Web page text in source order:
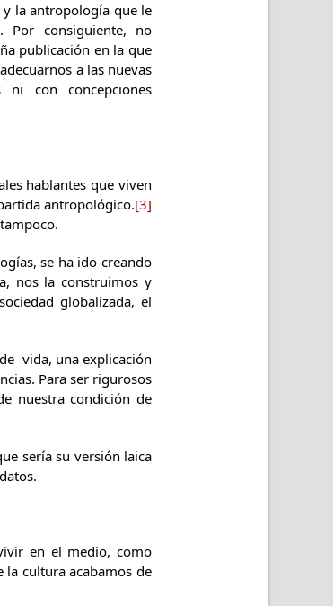
la antropología que le
Por consiguiente, no
publicación en la que
a las nuevas
ni con concepciones
hablantes que viven
antropológico.[3]
se ha ido creando
nos la construimos y
globalizada, el
vida, una explicación
Para ser rigurosos
nuestra condición de
sería su versión laica
en el medio, como
cultura acabamos de